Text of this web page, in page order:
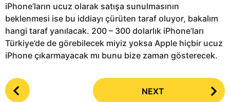
iPhone’ların ucuz olarak satışa sunulmasının
beklenmesi ise bu iddiayı çürüten taraf oluyor, bakalım
hangi taraf yanılacak. 200 – 300 dolarlık iPhone’ları
Türkiye’de de görebilecek miyiz yoksa Apple hiçbir ucuz
iPhone çıkarmayacak mı bunu bize zaman gösterecek.
P
o
NEXT